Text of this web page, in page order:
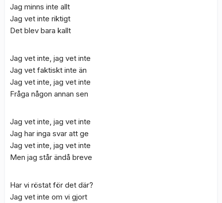
Jag minns inte allt
Jag vet inte riktigt
Det blev bara kallt
Jag vet inte, jag vet inte
Jag vet faktiskt inte än
Jag vet inte, jag vet inte
Fråga någon annan sen
Jag vet inte, jag vet inte
Jag har inga svar att ge
Jag vet inte, jag vet inte
Men jag står ändå breve
Har vi röstat för det där?
Jag vet inte om vi gjort